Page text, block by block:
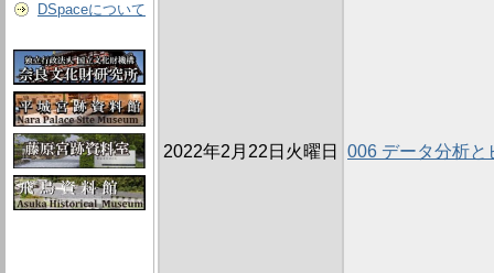
DSpaceについて
2022年2月22日火曜日 006 データ分析と